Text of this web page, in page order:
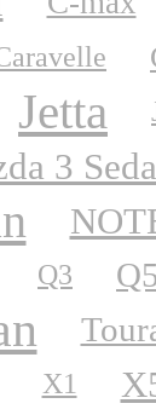
Jetta
3
Q3
X1